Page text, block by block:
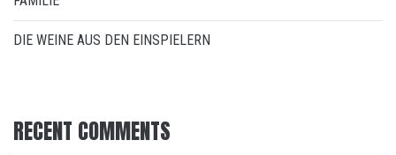
DIE WEINE AUS DEN EINSPIELERN
RECENT COMMENTS